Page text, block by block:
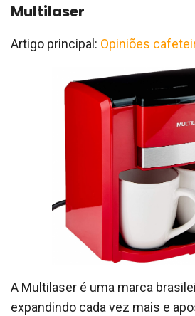
Multilaser
Artigo principal: Opiniões
A Multilaser é uma marca
expandindo cada vez mais e